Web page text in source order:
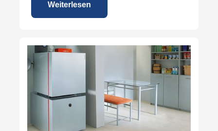
Weiterlesen